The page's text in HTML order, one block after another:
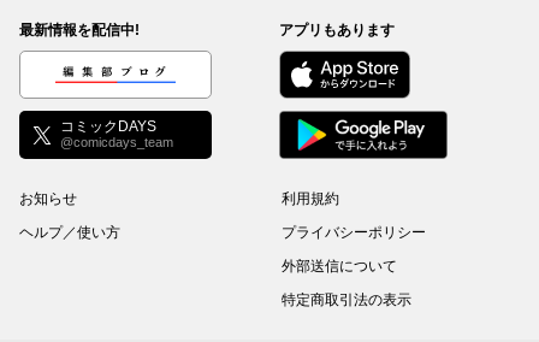
最新情報を配信中!
編集部ブログ
コミックDAYS
@comicdays_team
アプリもあります
お知らせ
ヘルプ／使い方
利用規約
プライバシーポリシー
外部送信について
特定商取引法の表示